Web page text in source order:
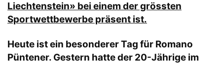
Liechtenstein» bei einem der grössten
Sportwettbewerbe präsent ist.
Heute ist ein besonderer Tag für Romano
Püntener. Gestern hatte der 20-Jährige im